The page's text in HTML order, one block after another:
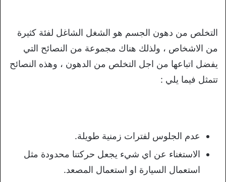
التخلص من دهون الجسم هو الشغل الشاغل لفئة كثيرة
من الاشخاص ، ولذلك هناك مجموعة من النصائح التي
يفضل اتباعها من اجل التخلص من الدهون ، وهذه النصائح
تتمثل فيما يلي :
عدم الجلوس لفترات زمنية طويلة.
الاستغناء عن اي شيء يجعل حركتنا محدودة مثل
استعمال السيارة او استعمال المصعد.